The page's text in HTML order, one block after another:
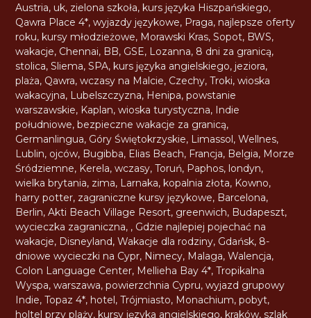
Austria, uk, zielona szkoła, kurs języka Hiszpańskiego,
Qawra Place 4*,wyjazdy językowe, Praga, najlepsze oferty
roku, kursy młodzieżowe, Morawski Kras,Sopot, BWS,
wakacje, Chennai, BB, GSE, Lozanna, 8 dni za granicą,
stolica,Sliema,SPA, kurs języka angielskiego, jeziora,
plaża, Qawra,wczasy na Malcie, Czechy,Troki,wioska
wakacyjna, Lubelszczyzna, Henipa,powstanie
warszawskie, Kaplan,wioska turystyczna, Indie
południowe,bezpieczne wakacje za granicą,
Germanlingua, Góry Świętokrzyskie, Limassol,Wellnes,
Lublin, ojców, Bugibba, Elias Beach, Francja, Belgia, Morze
Śródziemne, Kerela,wczasy,Toruń, Paphos, londyn,
wielka brytania, zima, Larnaka, kopalnia złota, Kowno,
harry potter, zagraniczne kursy językowe, Barcelona,
Berlin,Akti Beach Village Resort, greenwich, Budapeszt,
wycieczka zagraniczna, , Gdzie najlepiej pojechać na
wakacje, Disneyland,Wakacje dla rodziny, Gdańsk, 8-
dniowe wycieczki na Cypr, Nimecy, Malaga,Walencja,
Colon Language Center, Mellieha Bay 4*,Tropikalna
Wyspa,warszawa,powierzchnia Cypru,wyjazd grupowy
Indie,Topaz 4*, hotel,Trójmiasto, Monachium,pobyt,
holtel przy plaży, kursy języka angielskiego, kraków,szlak